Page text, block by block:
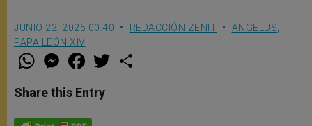
JUNIO 22, 2025 00:40 REDACCIÓN ZENIT ANGELUS
PAPA LEÓN XIV
W
t
s
p
M
e
s
e
g
F
a
e
b
o
w
Share this Entry